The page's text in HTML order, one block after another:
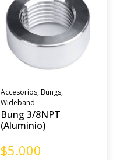
Accesorios,Bungs,
Wideband
Bung 3/8NPT
(Aluminio)
$5.000